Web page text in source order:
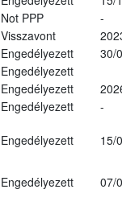
Not PPP
-
Visszavont
Engedélyezett
30/
Engedélyezett
Engedélyezett
Engedélyezett
-
Engedélyezett 15/
Engedélyezett
07/